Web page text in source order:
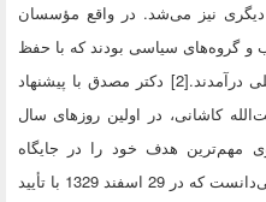
نیز می‌شد. در واقع مؤسسان
و گروه‌های سیاسی بودند که با حفظ
تشکل حزبی خود به عضویت جبهه‌ی ملی درآمدند.[2] دکتر مصدق با پیشنهاد
حمایت آیت‌الله کاشانی، در اولین روزهای سال
مهم‌ترین هدف خود را در جایگاه
نخست‌وزیری، ملی شدن صنعت نفت می‌دانست که در 29 اسفند 1329 با تأیید